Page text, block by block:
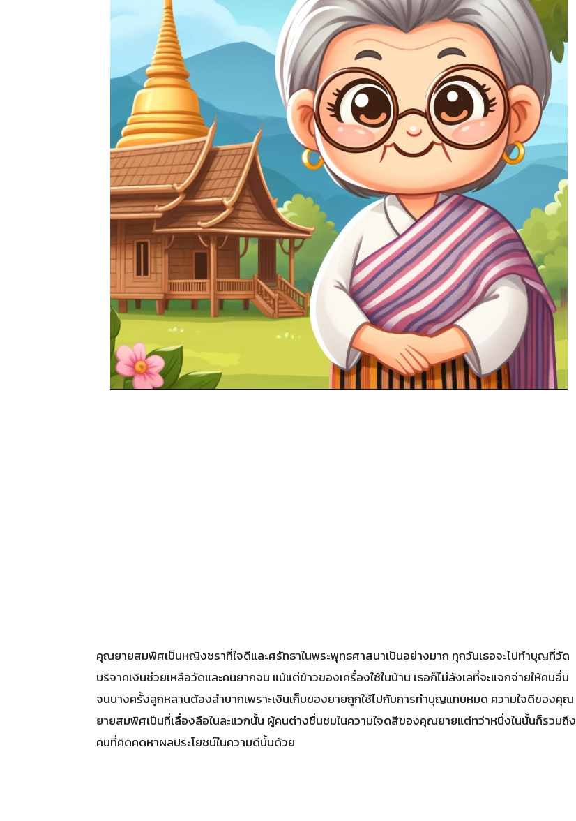
คุณยายสมพิศเป็นหญิงชราที่ใจดีและศรัทธาในพระพุทธศาสนาเป็นอย่างมาก ทุกวันเธอจะไปทำบุญที่วัด
บริจาคเงินช่วยเหลือวัดและคนยากจน แม้แต่ข้าวของเครื่องใช้ในบ้าน เธอก็ไม่ลังเลที่จะแจกจ่ายให้คนอื่น
จนบางครั้งลูกหลานต้องลำบากเพราะเงินเก็บของยายถูกใช้ไปกับการทำบุญแทบหมด ความใจดีของคุณ
ยายสมพิศเป็นที่เลื่องลือในละแวกนั้น ผู้คนต่างชื่นชมในความใจดสีของคุณยายแต่ทว่าหนึ่งในนั้นก็รวมถึง
คนที่คิดคดหาผลประโยชน์ในความดีนั้นด้วย